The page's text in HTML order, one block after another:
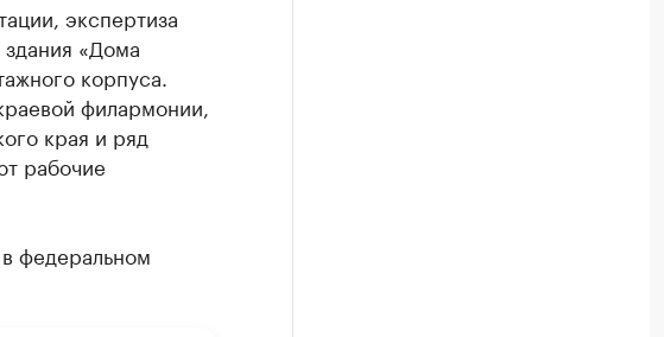
экспертиза
«Дома
корпуса.
филармонии,
края и ряд
рабочие
федеральном